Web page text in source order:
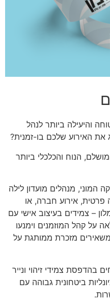
והיעילה ביותר לנהל
את האירוע שלכם בו-זמנית?
הנוח והכלכלי ביותר
המוני, מנהלים מועדון לילה
פרטית, אירוע חברה, או
– צמידים בעיצוב אישי עם
על קהל המוזמנים וימנעו
מזכרת ממותגת על
צמידי זיהוי ונייר
ביטחונית גבוהה עם